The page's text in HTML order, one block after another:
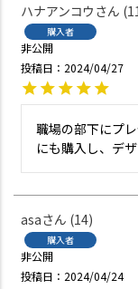
ハナアンコウ
購入者
非公開
投稿日
2024/04/27
職場の部下にプ
にも購入し、デ
asa 14
購入者
非公開
投稿日
2024/04/24